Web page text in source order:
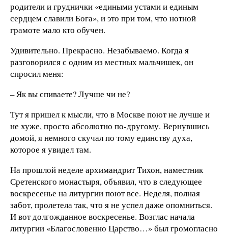
родители и груднички «едиными устами и единым
сердцем славили Бога», и это при том, что нотной
грамоте мало кто обучен.
Удивительно. Прекрасно. Незабываемо. Когда я
разговорился с одним из местных мальчишек, он
спросил меня:
– Як вы спиваете? Лучше чи не?
Тут я пришел к мысли, что в Москве поют не лучше и
не хуже, просто абсолютно по-другому. Вернувшись
домой, я немного скучал по тому единству духа,
которое я увидел там.
На прошлой неделе архимандрит Тихон, наместник
Сретенского монастыря, объявил, что в следующее
воскресенье на литургии поют все. Неделя, полная
забот, пролетела так, что я не успел даже опомниться.
И вот долгожданное воскресенье. Возглас начала
литургии «Благословенно Царство…» был громогласно